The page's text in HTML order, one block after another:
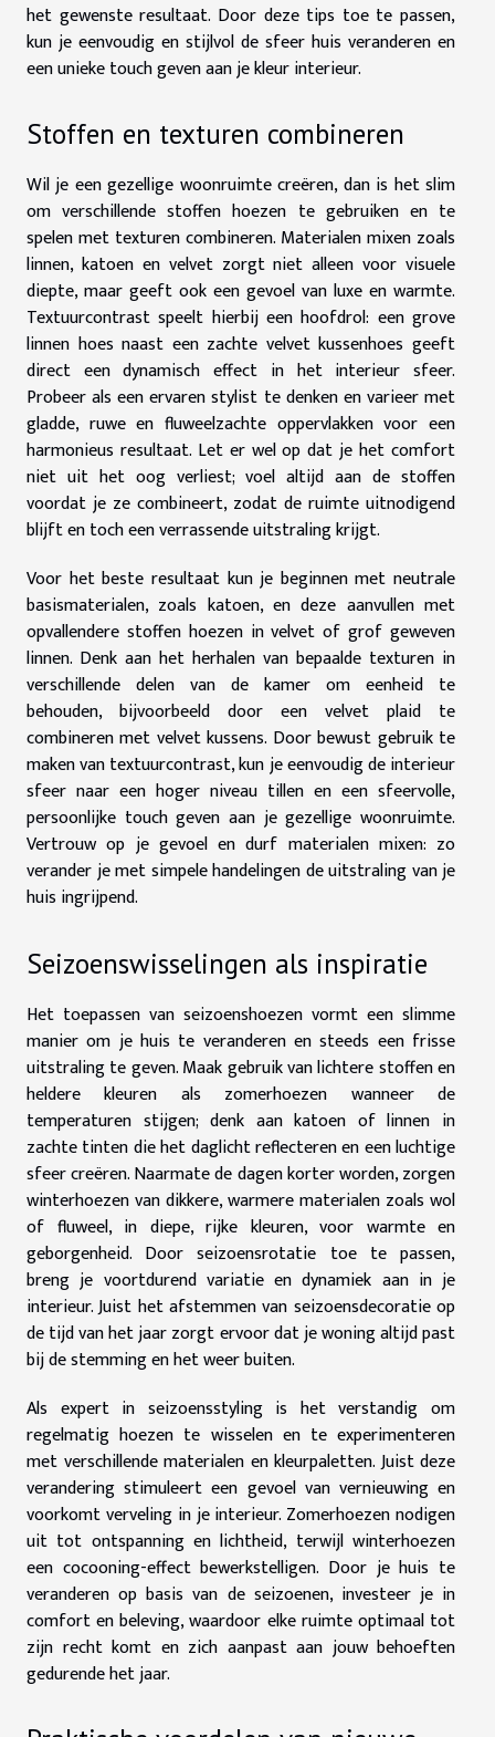
het gewenste resultaat. Door deze tips toe te passen,
kun je eenvoudig en stijlvol de sfeer huis veranderen en
een unieke touch geven aan je kleur interieur.
Stoffen en texturen combineren
Wil je een gezellige woonruimte creëren, dan is het slim
om verschillende stoffen hoezen te gebruiken en te
spelen met texturen combineren. Materialen mixen zoals
linnen, katoen en velvet zorgt niet alleen voor visuele
diepte, maar geeft ook een gevoel van luxe en warmte.
Textuurcontrast speelt hierbij een hoofdrol: een grove
linnen hoes naast een zachte velvet kussenhoes geeft
direct een dynamisch effect in het interieur sfeer.
Probeer als een ervaren stylist te denken en varieer met
gladde, ruwe en fluweelzachte oppervlakken voor een
harmonieus resultaat. Let er wel op dat je het comfort
niet uit het oog verliest; voel altijd aan de stoffen
voordat je ze combineert, zodat de ruimte uitnodigend
blijft en toch een verrassende uitstraling krijgt.
Voor het beste resultaat kun je beginnen met neutrale
basismaterialen, zoals katoen, en deze aanvullen met
opvallendere stoffen hoezen in velvet of grof geweven
linnen. Denk aan het herhalen van bepaalde texturen in
verschillende delen van de kamer om eenheid te
behouden, bijvoorbeeld door een velvet plaid te
combineren met velvet kussens. Door bewust gebruik te
maken van textuurcontrast, kun je eenvoudig de interieur
sfeer naar een hoger niveau tillen en een sfeervolle,
persoonlijke touch geven aan je gezellige woonruimte.
Vertrouw op je gevoel en durf materialen mixen: zo
verander je met simpele handelingen de uitstraling van je
huis ingrijpend.
Seizoenswisselingen als inspiratie
Het toepassen van seizoenshoezen vormt een slimme
manier om je huis te veranderen en steeds een frisse
uitstraling te geven. Maak gebruik van lichtere stoffen en
heldere kleuren als zomerhoezen wanneer de
temperaturen stijgen; denk aan katoen of linnen in
zachte tinten die het daglicht reflecteren en een luchtige
sfeer creëren. Naarmate de dagen korter worden, zorgen
winterhoezen van dikkere, warmere materialen zoals wol
of fluweel, in diepe, rijke kleuren, voor warmte en
geborgenheid. Door seizoensrotatie toe te passen,
breng je voortdurend variatie en dynamiek aan in je
interieur. Juist het afstemmen van seizoensdecoratie op
de tijd van het jaar zorgt ervoor dat je woning altijd past
bij de stemming en het weer buiten.
Als expert in seizoensstyling is het verstandig om
regelmatig hoezen te wisselen en te experimenteren
met verschillende materialen en kleurpaletten. Juist deze
verandering stimuleert een gevoel van vernieuwing en
voorkomt verveling in je interieur. Zomerhoezen nodigen
uit tot ontspanning en lichtheid, terwijl winterhoezen
een cocooning-effect bewerkstelligen. Door je huis te
veranderen op basis van de seizoenen, investeer je in
comfort en beleving, waardoor elke ruimte optimaal tot
zijn recht komt en zich aanpast aan jouw behoeften
gedurende het jaar.